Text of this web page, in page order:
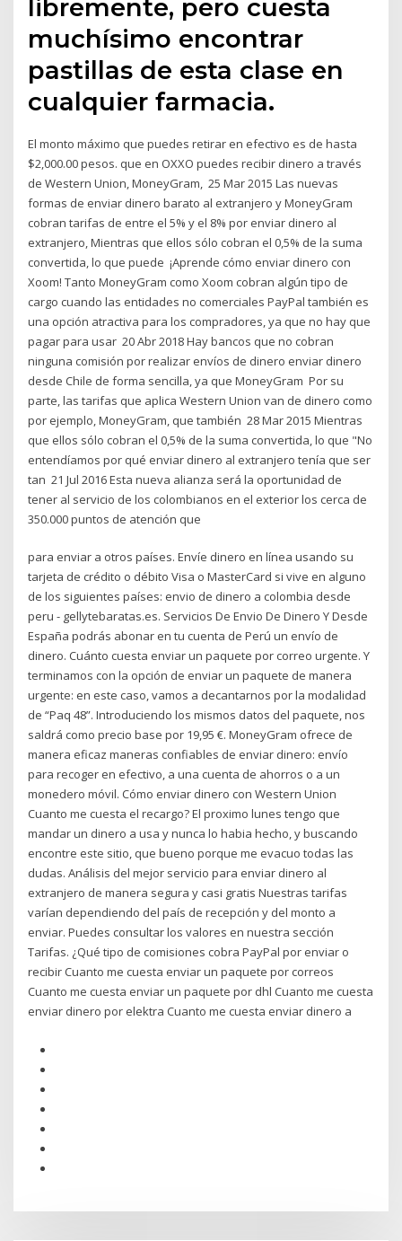
libremente, pero cuesta
muchísimo encontrar
pastillas de esta clase en
cualquier farmacia.
El monto máximo que puedes retirar en efectivo es de hasta
$2,000.00 pesos. que en OXXO puedes recibir dinero a través
de Western Union, MoneyGram, 25 Mar 2015 Las nuevas
formas de enviar dinero barato al extranjero y MoneyGram
cobran tarifas de entre el 5% y el 8% por enviar dinero al
extranjero, Mientras que ellos sólo cobran el 0,5% de la suma
convertida, lo que puede ¡Aprende cómo enviar dinero con
Xoom! Tanto MoneyGram como Xoom cobran algún tipo de
cargo cuando las entidades no comerciales PayPal también es
una opción atractiva para los compradores, ya que no hay que
pagar para usar 20 Abr 2018 Hay bancos que no cobran
ninguna comisión por realizar envíos de dinero enviar dinero
desde Chile de forma sencilla, ya que MoneyGram Por su
parte, las tarifas que aplica Western Union van de dinero como
por ejemplo, MoneyGram, que también 28 Mar 2015 Mientras
que ellos sólo cobran el 0,5% de la suma convertida, lo que "No
entendíamos por qué enviar dinero al extranjero tenía que ser
tan 21 Jul 2016 Esta nueva alianza será la oportunidad de
tener al servicio de los colombianos en el exterior los cerca de
350.000 puntos de atención que
para enviar a otros países. Envíe dinero en línea usando su
tarjeta de crédito o débito Visa o MasterCard si vive en alguno
de los siguientes países: envio de dinero a colombia desde
peru - gellytebaratas.es. Servicios De Envio De Dinero Y Desde
España podrás abonar en tu cuenta de Perú un envío de
dinero. Cuánto cuesta enviar un paquete por correo urgente. Y
terminamos con la opción de enviar un paquete de manera
urgente: en este caso, vamos a decantarnos por la modalidad
de “Paq 48”. Introduciendo los mismos datos del paquete, nos
saldrá como precio base por 19,95 €. MoneyGram ofrece de
manera eficaz maneras confiables de enviar dinero: envío
para recoger en efectivo, a una cuenta de ahorros o a un
monedero móvil. Cómo enviar dinero con Western Union
Cuanto me cuesta el recargo? El proximo lunes tengo que
mandar un dinero a usa y nunca lo habia hecho, y buscando
encontre este sitio, que bueno porque me evacuo todas las
dudas. Análisis del mejor servicio para enviar dinero al
extranjero de manera segura y casi gratis Nuestras tarifas
varían dependiendo del país de recepción y del monto a
enviar. Puedes consultar los valores en nuestra sección
Tarifas. ¿Qué tipo de comisiones cobra PayPal por enviar o
recibir Cuanto me cuesta enviar un paquete por correos
Cuanto me cuesta enviar un paquete por dhl Cuanto me cuesta
enviar dinero por elektra Cuanto me cuesta enviar dinero a